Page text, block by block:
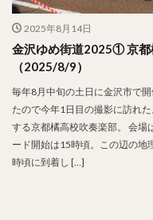
2025年8月14日
金沢ゆめ街道2025① 京都
（2025/8/9）
毎年8月中旬の土日に金沢市で
たので今年1日目の撮影に訪れ
する京都橘高校吹奏楽部。 会場
ード開始は15時頃。この辺の地
時頃に到着し […]